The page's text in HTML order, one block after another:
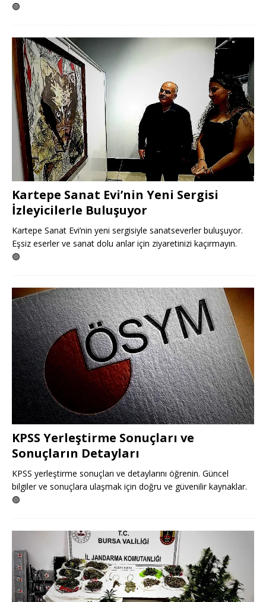
🟢
Kartepe Sanat Evi’nin Yeni Sergisi
İzleyicilerle Buluşuyor
Kartepe Sanat Evi’nin yeni sergisiyle sanatseverler buluşuyor.
Eşsiz eserler ve sanat dolu anlar için ziyaretinizi kaçırmayın.
🟢
KPSS Yerleştirme Sonuçları ve
Sonuçların Detayları
KPSS yerleştirme sonuçları ve detaylarını öğrenin. Güncel
bilgiler ve sonuçlara ulaşmak için doğru ve güvenilir kaynaklar.
🟢